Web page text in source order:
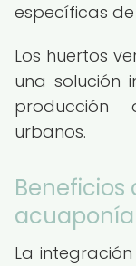
específicas
Los huertos
una solución
producción
urbanos.
Beneficios
acuaponía
La